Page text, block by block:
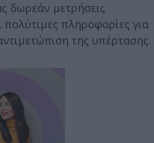
δωρεάν μετρήσεις
πολύτιμες πληροφορίες για
της υπέρτασης.